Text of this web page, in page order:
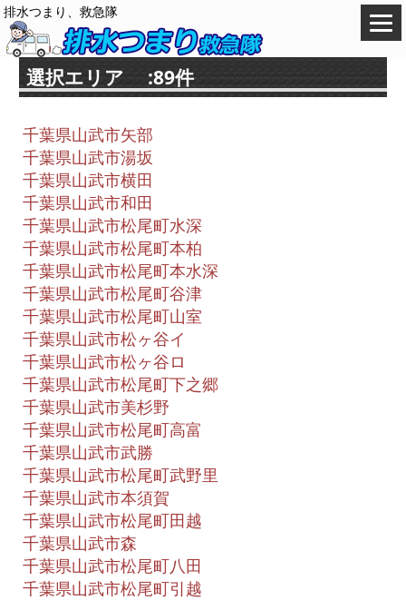
排水つまり、救急隊
選択エリア :89件
千葉県山武市矢部
千葉県山武市湯坂
千葉県山武市横田
千葉県山武市和田
千葉県山武市松尾町水深
千葉県山武市松尾町本柏
千葉県山武市松尾町本水深
千葉県山武市松尾町谷津
千葉県山武市松尾町山室
千葉県山武市松ヶ谷イ
千葉県山武市松ヶ谷ロ
千葉県山武市松尾町下之郷
千葉県山武市美杉野
千葉県山武市松尾町高富
千葉県山武市武勝
千葉県山武市松尾町武野里
千葉県山武市本須賀
千葉県山武市松尾町田越
千葉県山武市森
千葉県山武市松尾町八田
千葉県山武市松尾町引越